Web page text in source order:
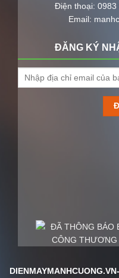
Điện thoại: 0983
Email:
ĐĂNG KÝ